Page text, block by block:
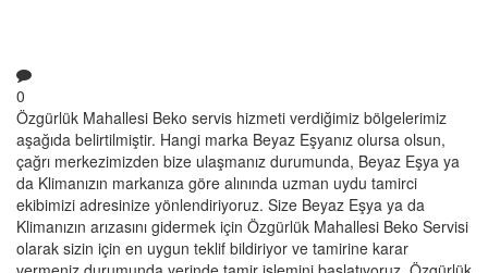
0
Özgürlük Mahallesi Beko servis hizmeti verdiğimiz bölgelerimiz
aşağıda belirtilmiştir. Hangi marka Beyaz Eşyanız olursa olsun,
çağrı merkezimizden bize ulaşmanız durumunda, Beyaz Eşya ya
da Klimanızın markanıza göre alınında uzman uydu tamirci
ekibimizi adresinize yönlendiriyoruz. Size Beyaz Eşya ya da
Klimanızın arızasını gidermek için Özgürlük Mahallesi Beko Servisi
olarak sizin için en uygun teklif bildiriyor ve tamirine karar